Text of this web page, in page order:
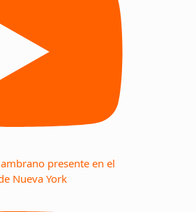
presente en el
Nueva York